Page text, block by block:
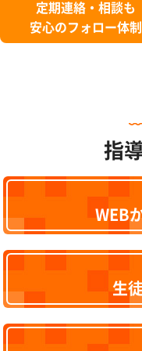
定期連絡・相談も
安心のフォロー体制
指
WEB
生